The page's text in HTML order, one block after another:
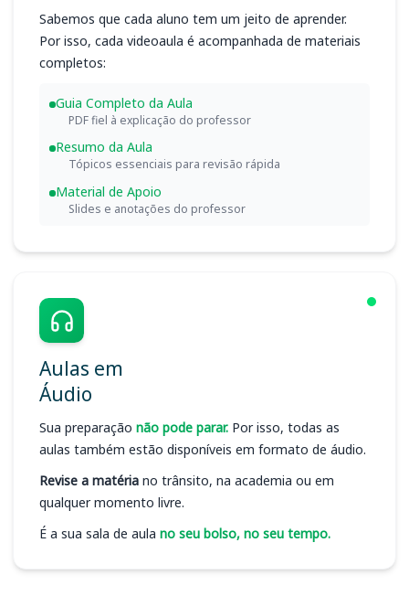
Sabemos que cada aluno tem um jeito de aprender.
Por isso, cada videoaula é acompanhada de materiais
completos:
Guia Completo da Aula
PDF fiel à explicação do professor
Resumo da Aula
Tópicos essenciais para revisão rápida
Material de Apoio
Slides e anotações do professor
Aulas em
Áudio
Sua preparação não pode parar. Por isso, todas as
aulas também estão disponíveis em formato de áudio.
Revise a matéria no trânsito, na academia ou em
qualquer momento livre.
É a sua sala de aula no seu bolso, no seu tempo.